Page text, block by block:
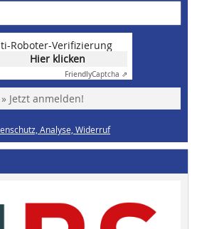
Roboter-Verifizierung
Hier klicken
FriendlyCaptcha ⇗
» Jetzt anmelden!
Analyse, Widerruf